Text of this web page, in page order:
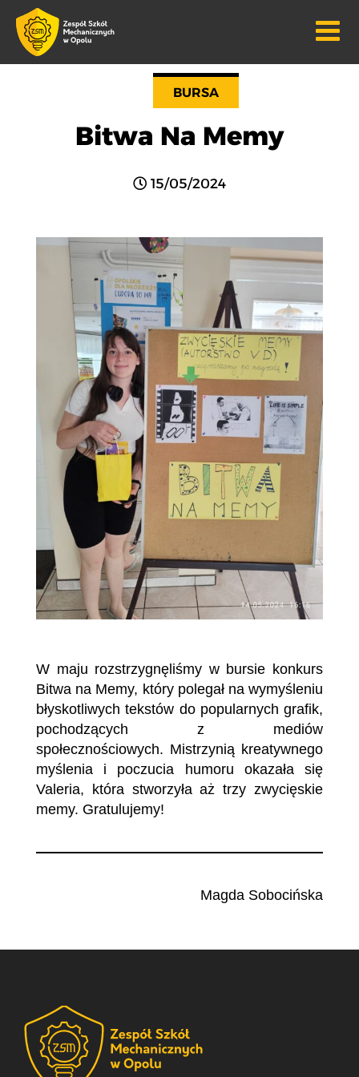
BURSA
Bitwa Na Memy
15/05/2024
W maju rozstrzygnęliśmy w bursie konkurs
Bitwa na Memy, który polegał na wymyśleniu
błyskotliwych tekstów do popularnych grafik,
pochodzących z mediów
społecznościowych. Mistrzynią kreatywnego
myślenia i poczucia humoru okazała się
Valeria, która stworzyła aż trzy zwycięskie
memy. Gratulujemy!
Magda Sobocińska